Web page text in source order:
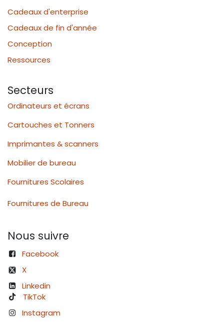
Cadeaux d'enterprise
Cadeaux de fin d'année
Conception
Ressources
Secteurs
Ordinateurs et écrans
Cartouches et Tonners
Imprimantes & scanners
Mobilier de bureau
Fournitures Scolaires
Fournitures de Bureau
Nous suivre
Facebook
X
Linkedin
TikTok
Instagram